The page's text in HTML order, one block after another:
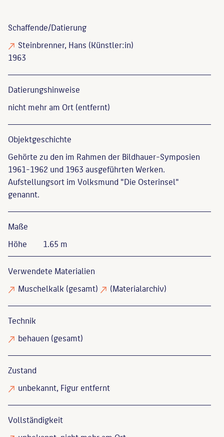
Schaffende/Datierung
Steinbrenner, Hans (Künstler:in)
1963
Datierungs­hinweise
nicht mehr am Ort (entfernt)
Objekt­geschichte
Gehörte zu den im Rahmen der Bildhauer-Symposien
1961-1962 und 1963 ausgeführten Werken.
Aufstellungsort im Volksmund "Die Osterinsel"
genannt.
Maße
Höhe
1.65 m
Verwendete Materialien
Muschelkalk (gesamt) (Materialarchiv)
Technik
behauen (gesamt)
Zustand
unbekannt, Figur entfernt
Vollständigkeit